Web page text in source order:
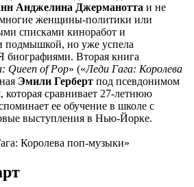
Анджелина Джерманотта и не
многие женщины-политики или
списками киноработ и
подмышкой, но уже успела
Вторая книга
Queen of Pop» («Леди Гага: Королева
Эмили Герберт под псевдонимом
, которая сравнивает 27-летнюю
ее обучение в школе с
выступления в Нью-Йорке.